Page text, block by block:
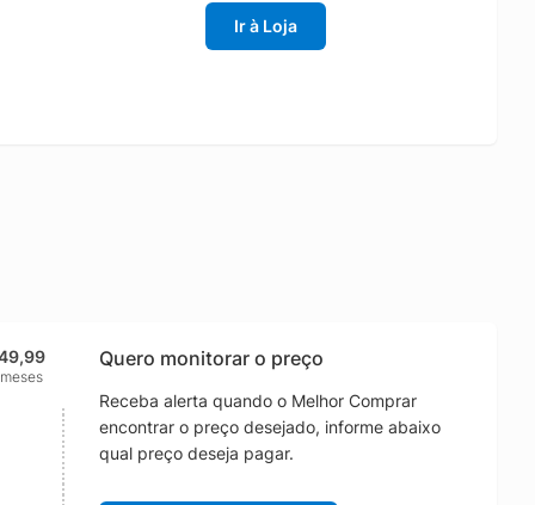
Ir à Loja
Quero monitorar o preço
Receba alerta quando o Melhor Comprar
encontrar o preço desejado, informe abaixo
qual preço deseja pagar.